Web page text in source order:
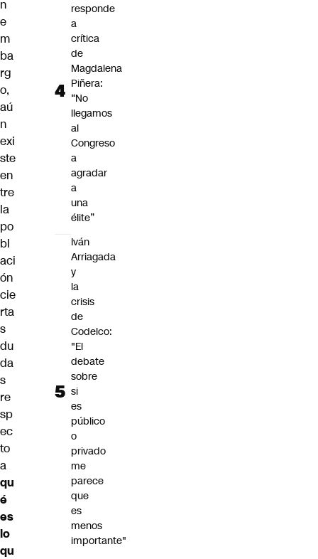
n
e
m
ba
rg
o,
aú
n
exi
ste
en
tre
la
po
bl
aci
ón
cie
rta
s
du
da
s
re
sp
ec
to
a
qu
é
es
lo
qu
responde
a
crítica
de
Magdalena
Piñera:
“No
llegamos
al
Congreso
a
agradar
a
una
élite”
Iván
Arriagada
y
la
crisis
de
Codelco:
"El
debate
sobre
si
es
público
o
privado
me
parece
que
es
menos
importante"